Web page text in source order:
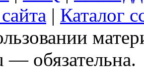
| Каталог
— обязательна.